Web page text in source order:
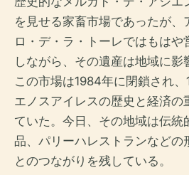
を見せる家畜市場であったが、
ロ・デ・ラ・トーレではもは
しながら、その遺産は地域に影
この市場は1984年に閉鎖され
エノスアイレスの歴史と経済の
ていた。今日、その地域は伝統
品、パリーハレストランなどの
とのつながりを残している。